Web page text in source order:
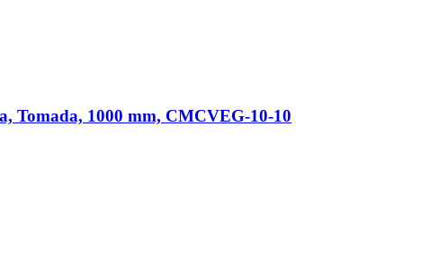
Tomada, 1000 mm, CMCVEG-10-10